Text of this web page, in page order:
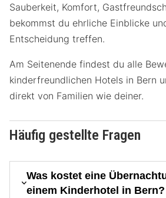
Sauberkeit, Komfort,
bekommst du ehrliche Einblicke
Entscheidung treffen.
Am Seitenende findest du alle
kinderfreundlichen Hotels in Bern
direkt von Familien wie deiner.
Häufig gestellte Fragen
Was kostet eine
einem Kinderhotel in Bern?